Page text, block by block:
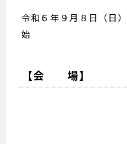
令和６年９月８日（日
始
【会 場】